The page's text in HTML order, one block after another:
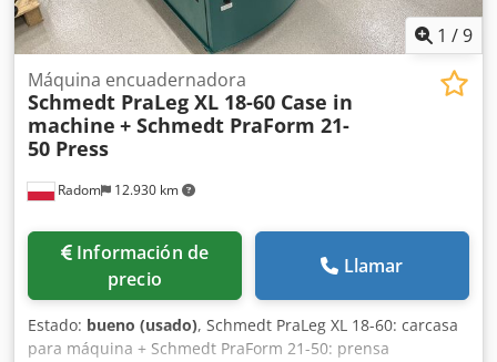
1 /9
Radom 12.930 km
Máquina encuadernadora
Schmedt PraLeg XL 18-60 Case in
machine + Schmedt PraForm 21-
50 Press
Información de
precio
Llamar
Estado: bueno (usado), Schmedt PraLeg XL 18-60: carcasa
para máquina + Schmedt PraForm 21-50: prensa